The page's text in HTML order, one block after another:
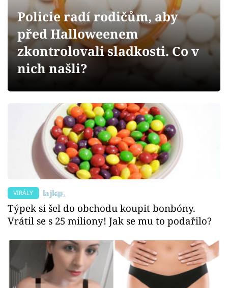
Videa
Sledujte prima+
Sledujte nás
Policie radí rodičům, aby
před Halloweenem
zkontrolovali sladkosti. Co v
nich našli?
VIRÁLY
Týpek si šel do obchodu koupit bonbóny.
Vrátil se s 25 miliony! Jak se mu to podařilo?